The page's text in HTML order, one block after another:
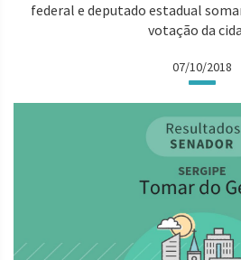
federal e deputado estadual
votação da
07/10/2018